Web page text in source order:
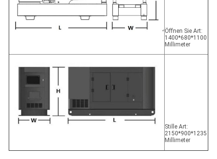
Öffnen Sie Art:
1400*680*1100
Millimeter
Stille Art:
2150*900*1235
Millimeter